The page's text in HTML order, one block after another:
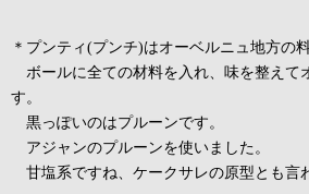
＊プンティ(プンチ)はオーベルニュ地方の
ボールに全ての材料を入れ、味を整えて
す。
黒っぽいのはプルーンです。
アジャンのプルーンを使いました。
甘塩系ですね、ケークサレの原型とも言